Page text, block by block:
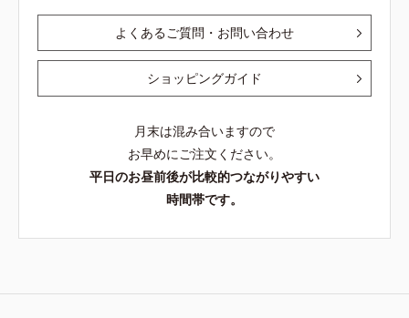
よくあるご質問・お問い合わせ
ショッピングガイド
月末は混み合いますので
お早めにご注文ください。
平日のお昼前後が比較的つながりやすい
時間帯です。